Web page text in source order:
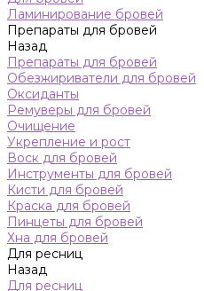
Ламинирование бровей
Препараты для бровей
Назад
Препараты для бровей
Обезжириватели для бровей
Оксиданты
Ремуверы для бровей
Очищение
Укрепление и рост
Воск для бровей
Инструменты для бровей
Кисти для бровей
Краска для бровей
Пинцеты для бровей
Хна для бровей
Для ресниц
Назад
Для ресниц